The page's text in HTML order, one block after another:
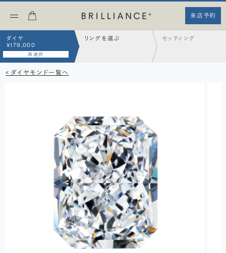
来店予約
ダイヤ
¥179,000
再選択
リングを選ぶ セッティング
< ダイヤモンド一覧へ